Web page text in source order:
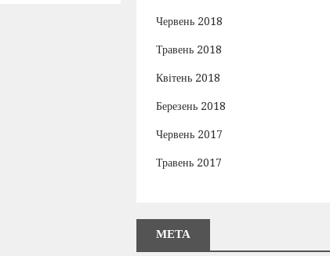
Червень 2018
Травень 2018
Квітень 2018
Березень 2018
Червень 2017
Травень 2017
МЕТА